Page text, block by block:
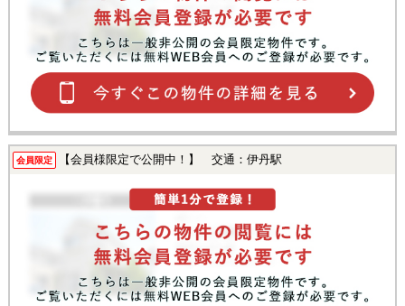
会員限定 【会員様限定で公開中！】 交通：伊丹駅